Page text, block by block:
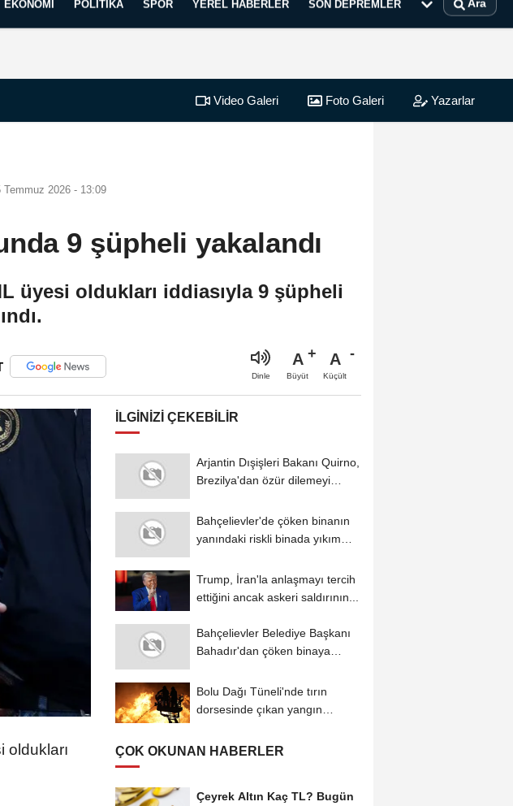
EKONOMI POLITIKA SPOR YEREL HABERLER SON DEPREMLER Ara
Video Galeri Foto Galeri Yazarlar
Temmuz 2026 - 13:09
9 şüpheli yakalandı
üyesi oldukları iddiasıyla 9 şüpheli
Dinle
A
Büyüt
A
Küçült
oldukları
İLGINIZI ÇEKEBILIR
Arjantin Dışişleri Bakanı Quirno,
Brezilya'dan özür dilemeyi
Bahçelievler'de çöken binanın
yanındaki riskli binada yıkım
Trump, İran'la anlaşmayı tercih
ettiğini ancak askeri saldırının...
Bahçelievler Belediye Başkanı
Bahadır'dan çöken binaya
Bolu Dağı Tüneli'nde tırın
dorsesinde çıkan yangın
ÇOK OKUNAN HABERLER
Çeyrek Altın Kaç TL? Bugün